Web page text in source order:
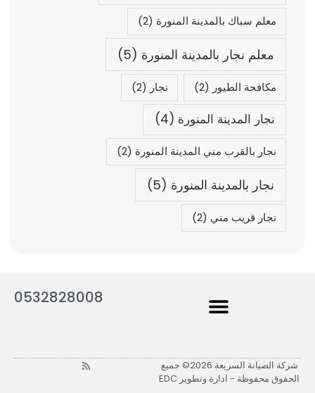
معلم سباك بالمدينة المنورة (2)
معلم نجار بالمدينة المنورة (5)
مكافحة الطيور (2) نجار (2)
نجار المدينة المنورة (4)
نجار بالقرب مني المدينة المنورة (2)
نجار بالمدينة المنورة (5)
نجار قريب مني (2)
0532828008
شركة الصيانة السريعة 2026© جميع
الحقوق محفوظة - ادارة وتطوير EDC
R
s